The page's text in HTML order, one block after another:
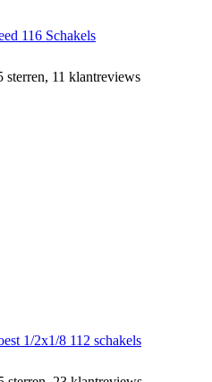
116 Schakels
sterren, 11 klantreviews
1/2x1/8 112 schakels